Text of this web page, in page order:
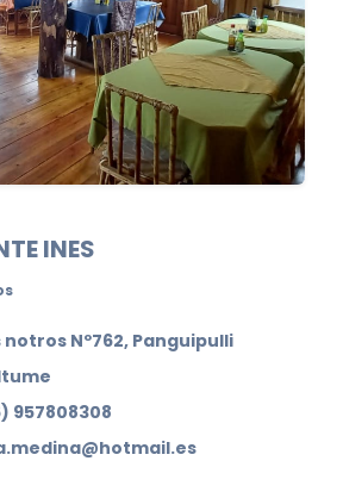
INES
notros Nº762, Panguipulli
957808308